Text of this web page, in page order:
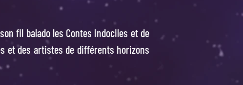
fil balado les Contes indociles et de
et des artistes de différents horizons